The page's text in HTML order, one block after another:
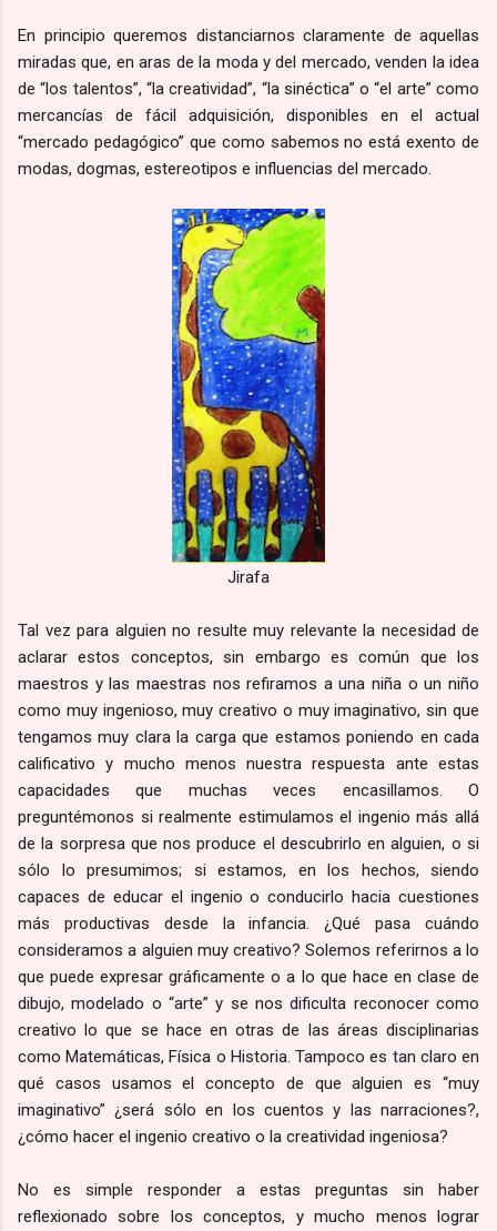
En principio queremos distanciarnos claramente de aquellas
miradas que, en aras de la moda y del mercado, venden la idea
de “los talentos”, “la creatividad”, “la sinéctica” o “el arte” como
mercancías de fácil adquisición, disponibles en el actual
“mercado pedagógico” que como sabemos no está exento de
modas, dogmas, estereotipos e influencias del mercado.
Jirafa
Tal vez para alguien no resulte muy relevante la necesidad de
aclarar estos conceptos, sin embargo es común que los
maestros y las maestras nos refiramos a una niña o un niño
como muy ingenioso, muy creativo o muy imaginativo, sin que
tengamos muy clara la carga que estamos poniendo en cada
calificativo y mucho menos nuestra respuesta ante estas
capacidades que muchas veces encasillamos. O
preguntémonos si realmente estimulamos el ingenio más allá
de la sorpresa que nos produce el descubrirlo en alguien, o si
sólo lo presumimos; si estamos, en los hechos, siendo
capaces de educar el ingenio o conducirlo hacia cuestiones
más productivas desde la infancia. ¿Qué pasa cuándo
consideramos a alguien muy creativo? Solemos referirnos a lo
que puede expresar gráficamente o a lo que hace en clase de
dibujo, modelado o “arte” y se nos dificulta reconocer como
creativo lo que se hace en otras de las áreas disciplinarias
como Matemáticas, Física o Historia. Tampoco es tan claro en
qué casos usamos el concepto de que alguien es “muy
imaginativo” ¿será sólo en los cuentos y las narraciones?,
¿cómo hacer el ingenio creativo o la creatividad ingeniosa?
No es simple responder a estas preguntas sin haber
reflexionado sobre los conceptos, y mucho menos lograr